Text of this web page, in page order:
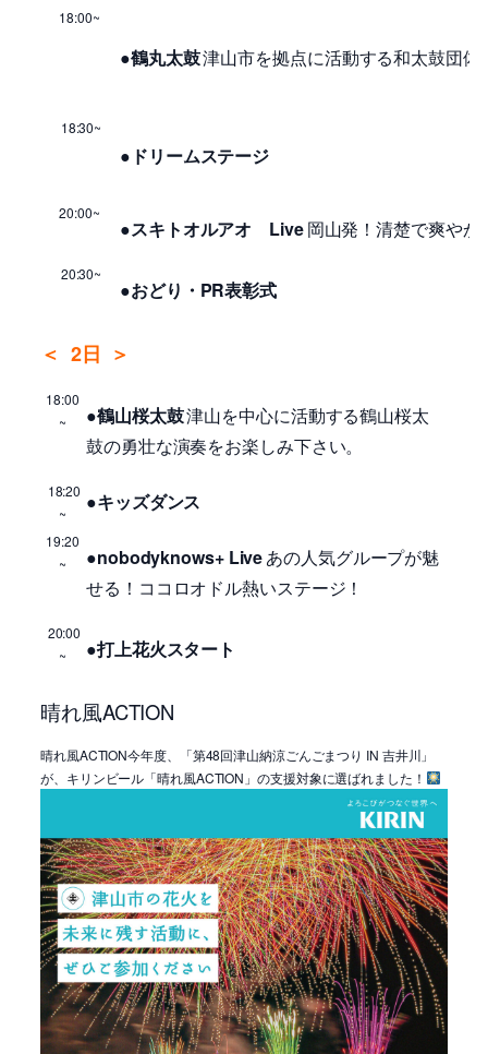
18:00~
●鶴丸太鼓津山市を拠点に活動する和太鼓団
18:30~
●ドリームステージ
20:00~
●スキトオルアオ Live岡山発！清楚で爽や
20:30~
●おどり・PR表彰式
＜ 2日 ＞
18:00
~
●鶴山桜太鼓津山を中心に活動する鶴山桜太
鼓の勇壮な演奏をお楽しみ下さい。
18:20
~
●キッズダンス
19:20
~
●nobodyknows+ Liveあの人気グループが魅
せる！ココロオドル熱いステージ！
20:00
~
●打上花火スタート
晴れ風ACTION
晴れ風ACTION今年度、「第48回津山納涼ごんごまつり IN 吉井川」
が、キリンビール「晴れ風ACTION」の支援対象に選ばれました！